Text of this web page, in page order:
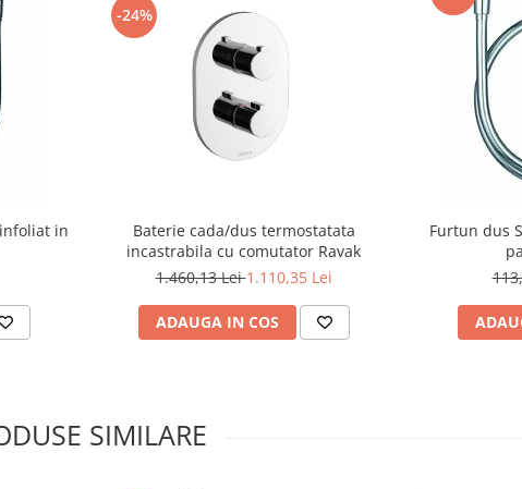
in
-24%
Baterie cada/dus termostatata
incastrabila cu comutator Ravak
1.460,13 Lei1.110,35 Lei
ADAUGA IN COS
Furtun dus
SIMILARE